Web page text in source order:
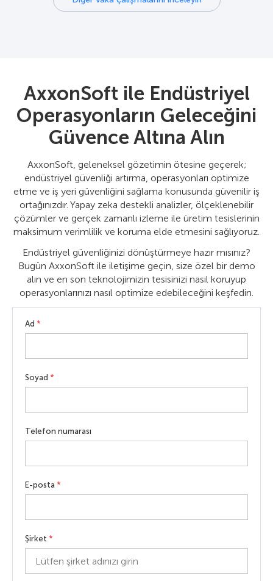
AxxonSoft ile Endüstriyel
Operasyonların Geleceğini
Güvence Altına Alın
AxxonSoft, geleneksel gözetimin ötesine geçerek;
endüstriyel güvenliği artırma, operasyonları optimize
etme ve iş yeri güvenliğini sağlama konusunda güvenilir iş
ortağınızdır. Yapay zeka destekli analizler, ölçeklenebilir
çözümler ve gerçek zamanlı izleme ile üretim tesislerinin
maksimum verimlilik ve koruma elde etmesini sağlıyoruz.
Endüstriyel güvenliğinizi dönüştürmeye hazır mısınız?
Bugün AxxonSoft ile iletişime geçin, size özel bir demo
alın ve en son teknolojimizin tesisinizi nasıl koruyup
operasyonlarınızı nasıl optimize edebileceğini keşfedin.
Ad *
Soyad *
Telefon numarası
E-posta *
Şirket *